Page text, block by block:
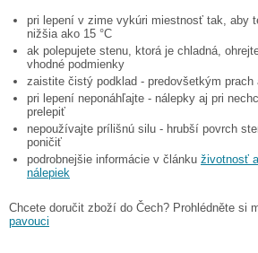
pri lepení v zime vykúri miestnosť tak, aby
nižšia ako 15 °C
ak polepujete stenu, ktorá je chladná,
vhodné podmienky
zaistite čistý podklad - predovšetkým prach
pri lepení neponáhľajte - nálepky aj pri
prelepiť
nepoužívajte prílišnú silu - hrubší povrch
poničiť
podrobnejšie informácie v článku životnosť
nálepiek
Chcete doručit zboží do Čech? Prohlédněte si
pavouci